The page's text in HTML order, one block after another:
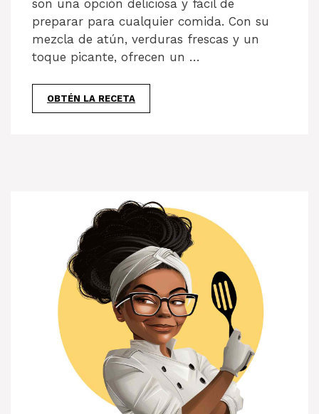
son una opción deliciosa y fácil de
preparar para cualquier comida. Con su
mezcla de atún, verduras frescas y un
toque picante, ofrecen un …
OBTÉN LA RECETA